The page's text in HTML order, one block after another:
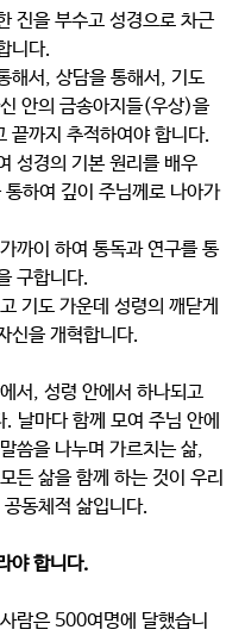
니다.
안의 금송아지들(우상)을
끝까지 추적하여야 합니다.
하여 깊이 주님께로 나아가
구합니다.
신을 개혁합니다.
날마다 함께 모여 주님 안에
씀을 나누며 가르치는 삶,
든 삶을 함께 하는 것이 우리
동체적 삶입니다.
야 합니다.